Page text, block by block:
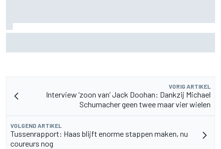
VORIG ARTIKEL
Interview ‘zoon van’ Jack Doohan: Dankzij Michael
Schumacher geen twee maar vier wielen
VOLGEND ARTIKEL
Tussenrapport: Haas blijft enorme stappen maken, nu
coureurs nog